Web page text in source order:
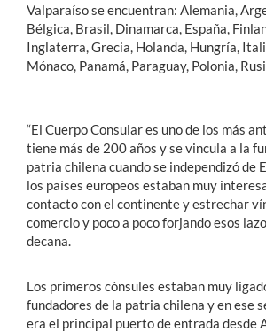
Valparaíso se encuentran: Alemania,
Bélgica, Brasil, Dinamarca, España,
Inglaterra, Grecia, Holanda, Hungría,
Mónaco, Panamá, Paraguay, Polonia,
“El Cuerpo Consular es uno de los más
tiene más de 200 años y se vincula a la
patria chilena cuando se independizó de
los países europeos estaban muy
contacto con el continente y estrechar
comercio y poco a poco forjando esos
decana.
Los primeros cónsules estaban muy
fundadores de la patria chilena y en ese
era el principal puerto de entrada desde